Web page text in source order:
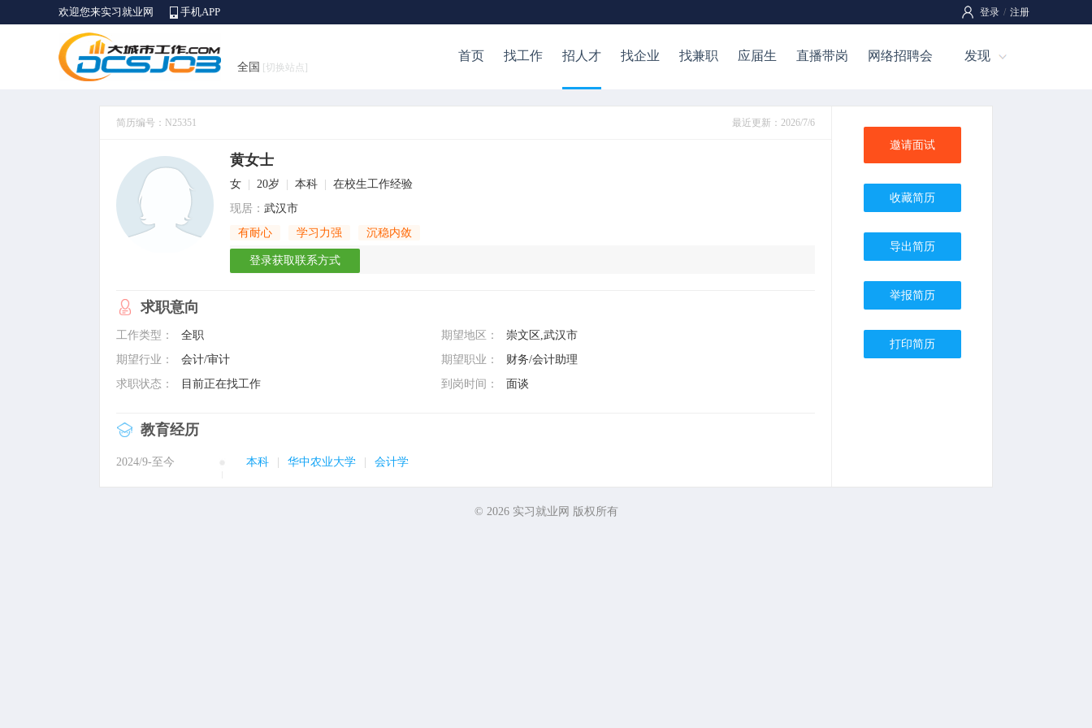
欢迎您来实习就业网 手机APP 登录 / 注册
全国 [切换站点]
首页 找工作 招人才 找企业 找兼职 应届生 直播带岗 网络招聘会 发现
简历编号：N25351 最近更新：2026/7/6
黄女士
女 20岁 本科
在校生工作经验
现居： 武汉市
有耐心
学习力强 沉稳内敛
登录获取联系方式
求职意向
工作类型： 全职 期望地区：
崇文区,武汉市
期望行业：
会计/审计 期望职业：
财务/会计助理
求职状态：
目前正在找工作 到岗时间： 面谈
教育经历
2024/9-至今 本科 华中农业大学 会计学
邀请面试
收藏简历
导出简历
举报简历
打印简历
© 2026 实习就业网 版权所有